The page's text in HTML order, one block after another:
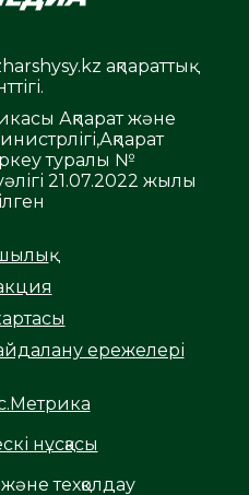
ақпараттық
Ақпарат және
туралы №
21.07.2022 жылы
ережелері
нұсқасы
техқолдау